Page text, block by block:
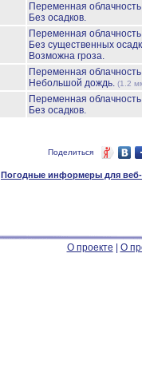
Переменная
Без осадков.
Переменная
Без существенных
Возможна гроза.
Переменная
Небольшой дождь. (1.2
Переменная
Без осадков.
Поделиться
Погодные информеры для веб-
О проекте О